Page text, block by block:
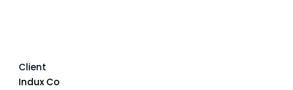
Client
Indux Co